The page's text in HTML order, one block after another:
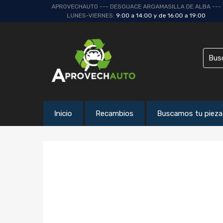
APROVECHAUTO --- DESGUACE ARGAMASILLA DE ALBA ---
LUNES-VIERNES: 9:00 a 14:00 y de 16:00 a 19:00
Inicio Recambios Buscamos tu pieza